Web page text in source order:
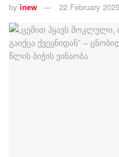
by inew 22 February 2025